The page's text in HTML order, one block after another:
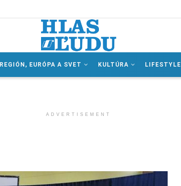
REGIÓN, EURÓPA A SVET KULTÚRA LIFESTYLE
ADVERTISEMENT